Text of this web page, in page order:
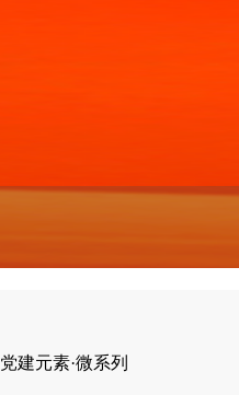
党建元素·微系列